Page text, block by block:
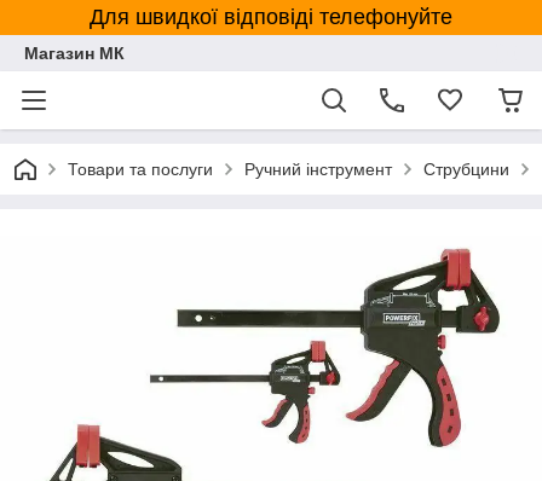
Для швидкої відповіді телефонуйте
Магазин МК
Товари та послуги Ручний інструмент Струбцини